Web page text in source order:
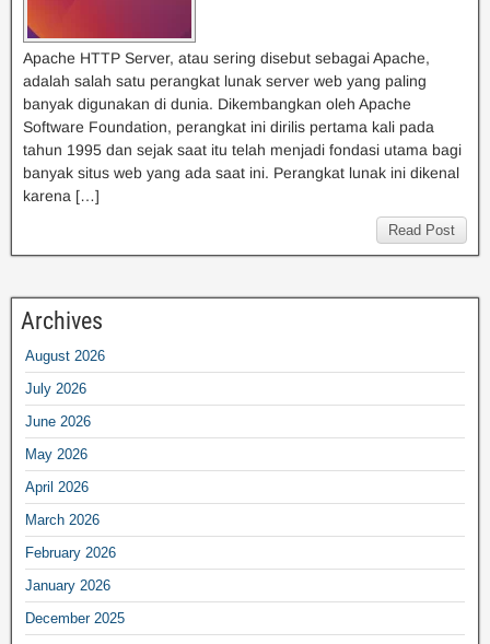
Apache HTTP Server, atau sering disebut sebagai Apache,
adalah salah satu perangkat lunak server web yang paling
banyak digunakan di dunia. Dikembangkan oleh Apache
Software Foundation, perangkat ini dirilis pertama kali pada
tahun 1995 dan sejak saat itu telah menjadi fondasi utama bagi
banyak situs web yang ada saat ini. Perangkat lunak ini dikenal
karena […]
Read Post
Archives
August 2026
July 2026
June 2026
May 2026
April 2026
March 2026
February 2026
January 2026
December 2025